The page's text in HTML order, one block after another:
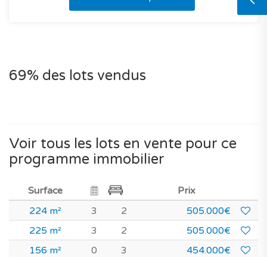
69% des lots vendus
Voir tous les lots en vente pour ce
programme immobilier
Surface
Prix
224 m²
3 2
505.000€
225 m²
3 2
505.000€
156 m²
0 3
454.000€